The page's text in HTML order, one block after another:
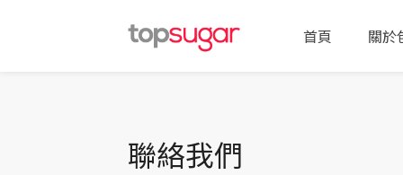
首頁 關於
聯絡我們